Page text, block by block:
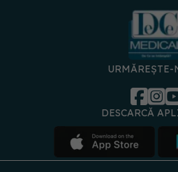
URMĂREȘTE-
DESCARCĂ
specialiști
Politica de
confidențialitateCookies